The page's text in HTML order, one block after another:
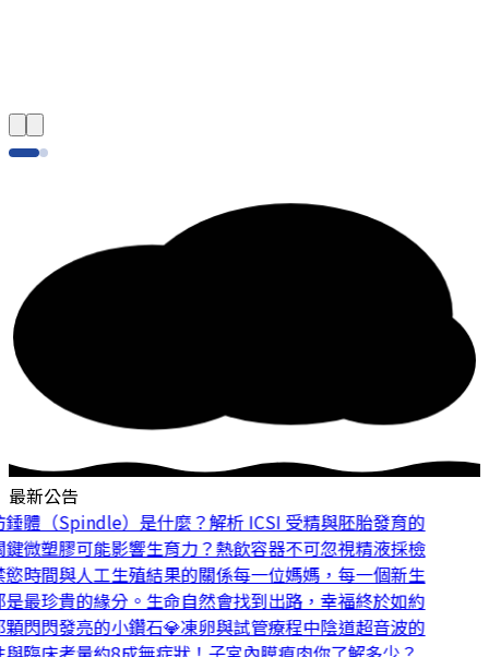
最新公告
體（Spindle）是什麼？解析 ICSI 受精與胚胎發育的
微塑膠可能影響生育力？熱飲容器不可忽視精液採檢
時間與人工生殖結果的關係每一位媽媽，每一個新生
最珍貴的緣分。 生命自然會找到出路，幸福終於如約
閃閃發亮的小鑽石💎凍卵與試管療程中陰道超音波的